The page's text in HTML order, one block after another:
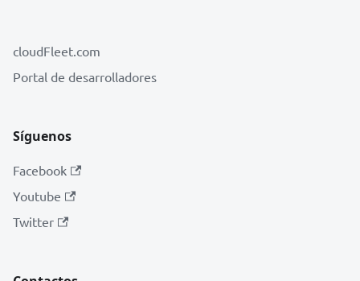
cloudFleet.com
Portal de desarrolladores
Síguenos
Facebook
Youtube
Twitter